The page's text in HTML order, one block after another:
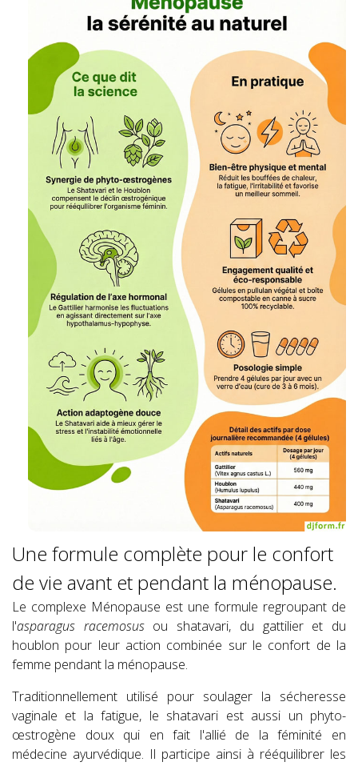
Une formule complète pour le confort
de vie avant et pendant la ménopause.
Le complexe Ménopause est une formule regroupant de
l'asparagus racemosusou shatavari, du gattilier et du
houblon pour leur action combinée sur le confort de la
femme pendant la ménopause.
Traditionnellement utilisé pour soulager la sécheresse
vaginale et la fatigue, le shatavari est aussi un phyto-
œstrogène doux qui en fait l'allié de la féminité en
médecine ayurvédique. Il participe ainsi à rééquilibrer les